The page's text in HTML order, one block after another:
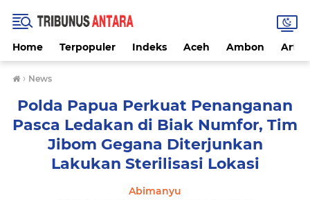
Home Terpopuler Indeks Aceh Ambon
› News
Polda Papua Perkuat Penanganan
Pasca Ledakan di Biak Numfor, Tim
Jibom Gegana Diterjunkan
Lakukan Sterilisasi Lokasi
Abimanyu